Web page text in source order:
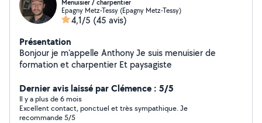
Menuisier / charpentier
Epagny Metz-Tessy (Epagny Metz-Tessy)
4,1/5 (45 avis)
Présentation
Bonjour je m'appelle Anthony Je suis menuisier de
formation et charpentier Et paysagiste
Dernier avis laissé par Clémence : 5/5
Il y a plus de 6 mois
Excellent contact, ponctuel et très sympathique. Je
recommande 5/5